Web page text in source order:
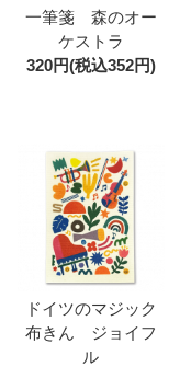
一筆箋 森のオー
ケストラ
320円(税込352円)
ドイツのマジック
布きん ジョイフ
ル